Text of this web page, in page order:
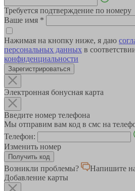
Требуется подтверждение по номеру
Ваше имя *
Нажимая на кнопку ниже, я даю
персональных данных в
конфиденциальности
Зарегистрироваться
Электронная бонусная карта
Введите номер телефона
Мы отправим вам код в смс на
Телефон:
Изменить номер
Возникли проблемы?
Напишите
Добавление карты